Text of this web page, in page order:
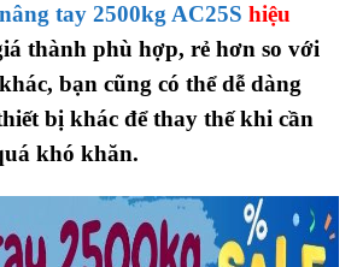
tay 2500kg AC25S hiệu
thành phù hợp, rẻ hơn so với
bạn cũng có thể dễ dàng
bị khác để thay thế khi cần
khó khăn.